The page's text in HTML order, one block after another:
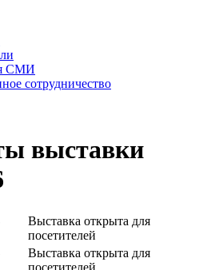
СМИ
сотрудничество
выставки
Выставка открыта для
посетителей
Выставка открыта для
посетителей